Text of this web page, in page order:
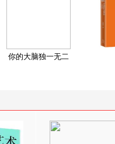
你的大脑独一无二